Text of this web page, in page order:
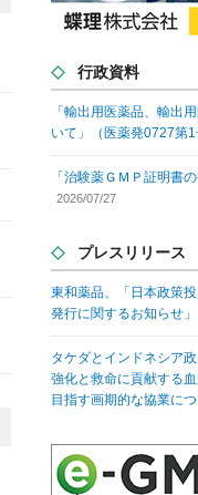
行政資料
「輸出用医薬品、輸出
いて」（医薬発0727第1
「治験薬ＧＭＰ証明書
2026/07/27
プレスリリース
東和薬品、「日本政策
発行に関するお知らせ」
タケダとインドネシア
強化と救命に貢献する
目指す画期的な協業に